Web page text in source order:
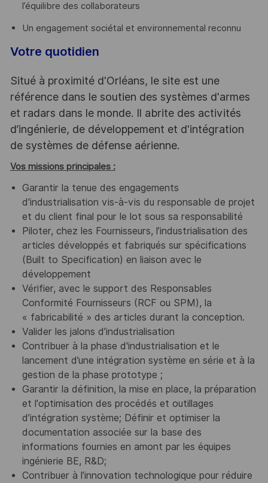
l’équilibre des collaborateurs
Un engagement sociétal et environnemental reconnu
Votre quotidien
Situé à proximité d'Orléans, le site est une
référence dans le soutien des systèmes d'armes
et radars dans le monde. Il abrite des activités
d’ingénierie, de développement et d'intégration
de systèmes de défense aérienne.
Vos missions principales :
Garantir la tenue des engagements
d'industrialisation vis-à-vis du responsable de projet
et du client final pour le lot sous sa responsabilité
Piloter, chez les Fournisseurs, l’industrialisation des
articles développés et fabriqués sur spécifications
(Built to Specification) en liaison avec le
développement
Vérifier, avec le support des Responsables
Conformité Fournisseurs (RCF ou SPM), la
« fabricabilité » des articles durant la conception.
Valider les jalons d’industrialisation
Contribuer à la phase d'industrialisation et le
lancement d’une intégration système en série et à la
gestion de la phase prototype ;
Garantir la définition, la mise en place, la préparation
et l'optimisation des procédés et outillages
d’intégration système; Définir et optimiser la
documentation associée sur la base des
informations fournies en amont par les équipes
ingénierie BE, R&D;
Contribuer à l’innovation technologique pour réduire